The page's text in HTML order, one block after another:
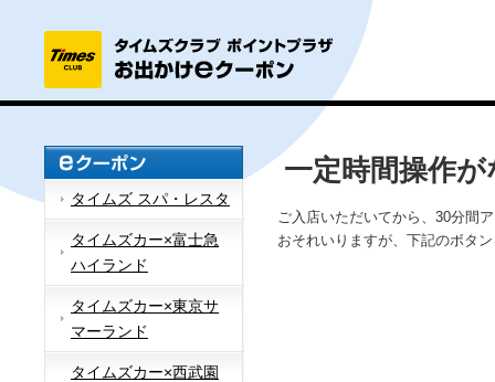
タイムズ スパ・レスタ
タイムズカー×富士急
ハイランド
タイムズカー×東京サ
マーランド
タイムズカー×西武園
一定時間操作
ご入店いただいてから、30分間
おそれいりますが、下記のボタ